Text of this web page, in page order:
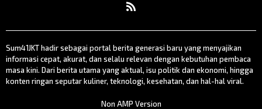
Sum41JKT hadir sebagai portal berita generasi baru yang menyajikan
informasi cepat, akurat, dan selalu relevan dengan kebutuhan pembaca
masa kini. Dari berita utama yang aktual, isu politik dan ekonomi, hingga
konten ringan seputar kuliner, teknologi, kesehatan, dan hal-hal viral.
Non AMP Version